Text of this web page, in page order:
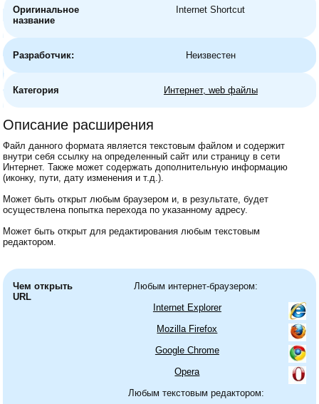
Оригинальное
название
Internet Shortcut
Разработчик: Неизвестен
Категория Интернет, web файлы
Описание расширения
Файл данного формата является текстовым файлом и содержит
внутри себя ссылку на определенный сайт или страницу в сети
Интернет. Также может содержать дополнительную информацию
(иконку, пути, дату изменения и т.д.).
Может быть открыт любым браузером и, в результате, будет
осуществлена попытка перехода по указанному адресу.
Может быть открыт для редактирования любым текстовым
редактором.
Чем открыть
URL
Любым интернет-браузером:
Internet Explorer
Mozilla Firefox
Google Chrome
Opera
Любым текстовым редактором: